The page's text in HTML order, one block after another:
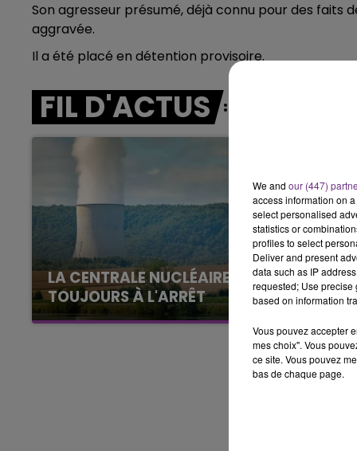
7h00 - 11h00
BEST OF
Son agresseur présumé, déjà connu pour des faits
aggravée.
Il a été placé en détention provisoire.
FIL D'ACTUS
LA CENTRALE NUCLÉAIRE DE CHOOZ
TOUJOURS À L'ARRÊT
Cela fait déjà une semaine que la centrale
nucléaire ardennaise est à l'arrêt. Une situation
justifiée par la sécheresse intense qui est
We and our (447)
access information on
select personalised
statistics or
profiles to select
Deliver and present
data such as IP
requested; Use precise
based on information
Vous pouvez accepter
mes choix". Vous
ce site. Vous pouvez
bas de chaque page.